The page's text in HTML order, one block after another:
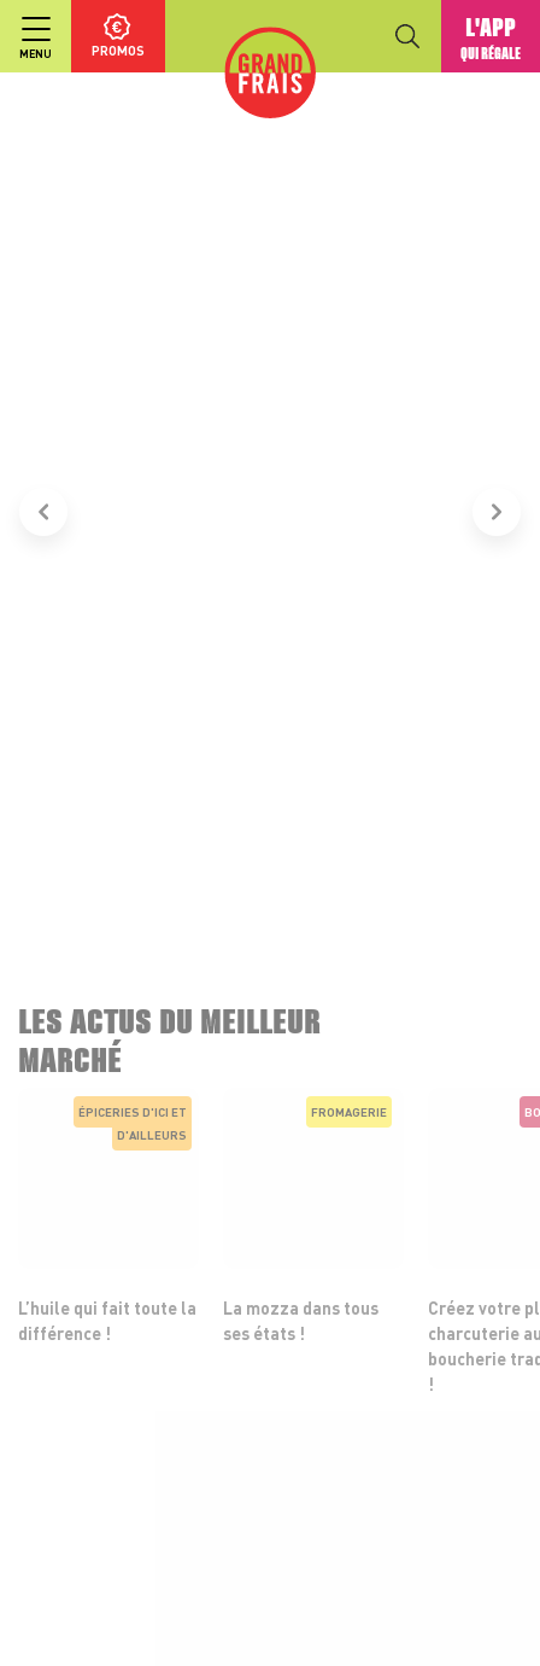
MENU PROMOS
L'APP
QUI RÉGALE
LES ACTUS DU MEILLEUR
MARCHÉ
ÉPICERIES D'ICI ET
D'AILLEURS
L’huile qui fait toute la
différence !
FROMAGERIE
La mozza dans tous
ses états !
Créez votre
charcuterie
boucherie
!